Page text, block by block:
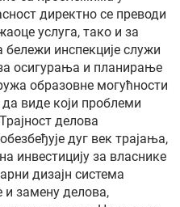
директно се преводи
услуга, тако и за
инспекције служи
осигурања и планирање
образовне могућности
виде који проблеми
делова
дуг век трајања,
инвестицију за власнике
дизајн система
замену делова,